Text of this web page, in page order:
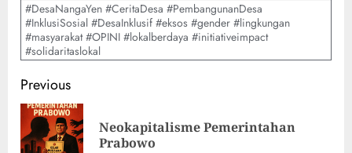
#DesaNangaYen #CeritaDesa #PembangunanDesa
#InklusiSosial #DesaInklusif #eksos #gender #lingkungan
#masyarakat #OPINI #lokalberdaya #initiativeimpact
#solidaritaslokal
Previous
Neokapitalisme Pemerintahan
Prabowo